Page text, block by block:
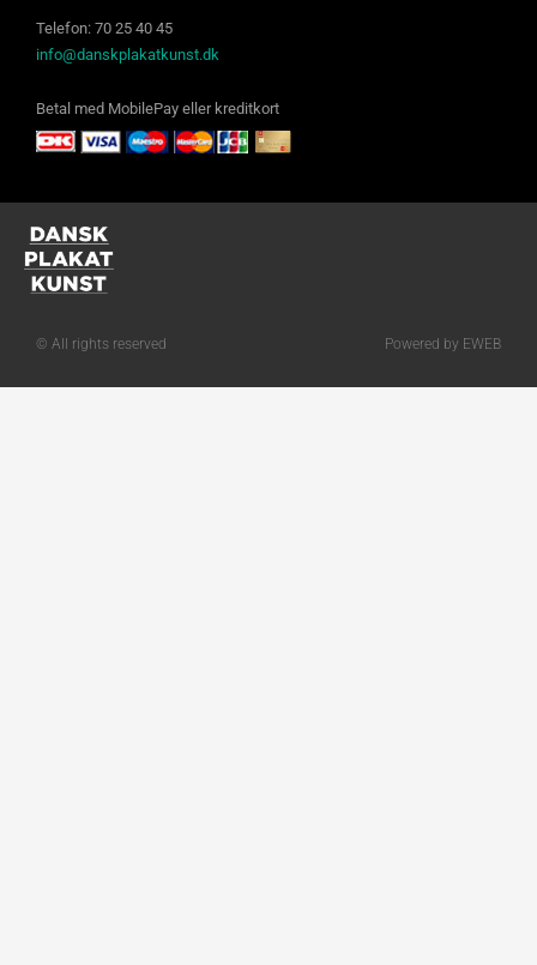
Telefon: 70 25 40 45
info@danskplakatkunst.dk
Betal med MobilePay eller kreditkort
© All rights reserved Powered by EWEB